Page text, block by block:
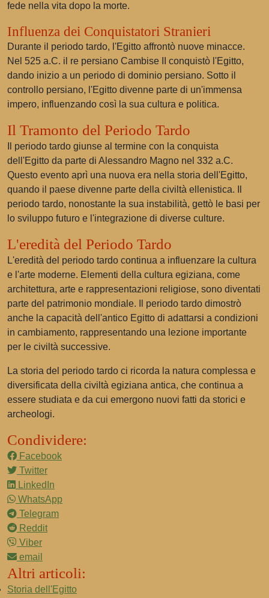
fede nella vita dopo la morte.
Influenza dei Conquistatori Stranieri
Durante il periodo tardo, l'Egitto affrontò nuove minacce.
Nel 525 a.C. il re persiano Cambise II conquistò l'Egitto,
dando inizio a un periodo di dominio persiano. Sotto il
controllo persiano, l'Egitto divenne parte di un'immensa
impero, influenzando così la sua cultura e politica.
Il Tramonto del Periodo Tardo
Il periodo tardo giunse al termine con la conquista
dell'Egitto da parte di Alessandro Magno nel 332 a.C.
Questo evento aprì una nuova era nella storia dell'Egitto,
quando il paese divenne parte della civiltà ellenistica. Il
periodo tardo, nonostante la sua instabilità, gettò le basi per
lo sviluppo futuro e l'integrazione di diverse culture.
L'eredità del Periodo Tardo
L'eredità del periodo tardo continua a influenzare la cultura
e l'arte moderne. Elementi della cultura egiziana, come
architettura, arte e rappresentazioni religiose, sono diventati
parte del patrimonio mondiale. Il periodo tardo dimostrò
anche la capacità dell'antico Egitto di adattarsi a condizioni
in cambiamento, rappresentando una lezione importante
per le civiltà successive.
La storia del periodo tardo ci ricorda la natura complessa e
diversificata della civiltà egiziana antica, che continua a
essere studiata e da cui emergono nuovi fatti da storici e
archeologi.
Condividere:
Facebook
Twitter
LinkedIn
WhatsApp
Telegram
Reddit
Viber
email
Altri articoli:
Storia dell'Egitto